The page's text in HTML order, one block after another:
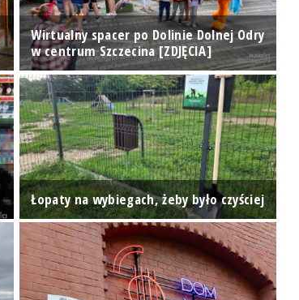
Wirtualny spacer po Dolinie Dolnej Odry
w centrum Szczecina [ZDJĘCIA]
Łopaty na wybiegach, żeby było czyściej